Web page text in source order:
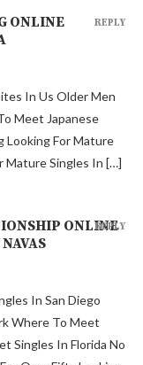
ONLINE
In Us Older Men
Meet Japanese
Looking For Mature
Mature Singles In […]
REPLY
ONLINE
In San Diego
Where To Meet
Singles In Florida No
REPLY